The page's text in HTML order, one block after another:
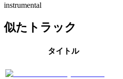
instrumental
似たトラック
タイトル